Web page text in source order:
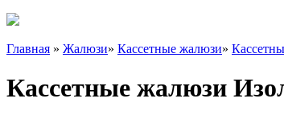
Главная » Жалюзи» Кассетные жалюзи»
Кассетные жалюзи